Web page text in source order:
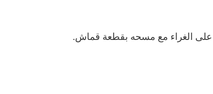
على الغراء مع مسحه بقطعة قماش.